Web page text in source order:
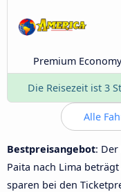
Premium
Die Reisezeit ist 3
Alle
Bestpreisangebot:
Paita nach Lima
sparen bei den